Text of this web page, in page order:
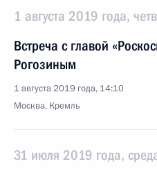
1 августа 2019 года,
Встреча с главой
Рогозиным
1 августа 2019 года, 14:10
Москва, Кремль
31 июля 2019 года,